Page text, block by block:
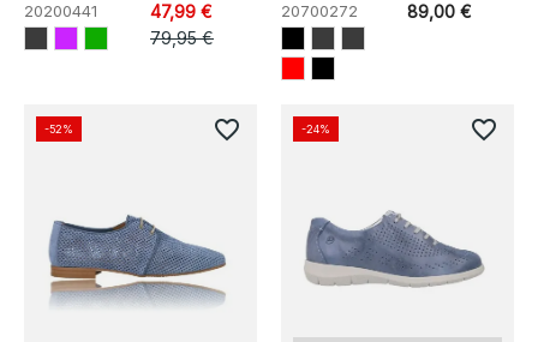
20200441
47,99 €
79,95 €
20700272 89,00 €
-52% favorite_border -24% favorite_border